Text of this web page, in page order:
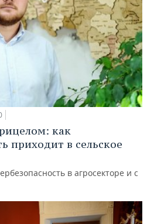
как
приходит в сельское
в агросекторе и с